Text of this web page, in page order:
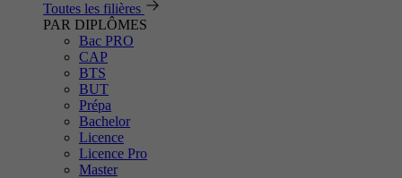
Toutes les filières
PAR DIPLÔMES
Bac PRO
CAP
BTS
BUT
Prépa
Bachelor
Licence
Licence Pro
Master